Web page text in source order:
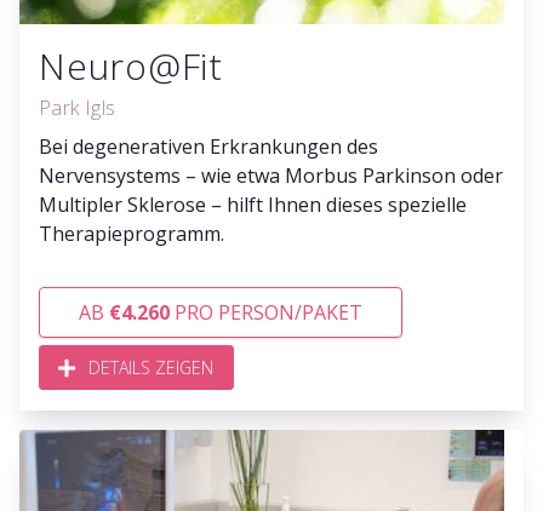
Neuro@Fit
Park Igls
Bei degenerativen Erkrankungen des
Nervensystems – wie etwa Morbus Parkinson oder
Multipler Sklerose – hilft Ihnen dieses spezielle
Therapieprogramm.
AB €4.260 PRO PERSON/PAKET
DETAILS ZEIGEN